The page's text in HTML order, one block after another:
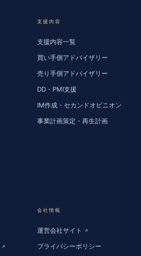
支援内容
支援内容一覧
買い手側アドバイザリー
売り手側アドバイザリー
DD・PMI支援
IM作成・セカンドオピニオン
事業計画策定・再生計画
↗
会社情報
運営会社サイト ↗
プライバシーポリシー